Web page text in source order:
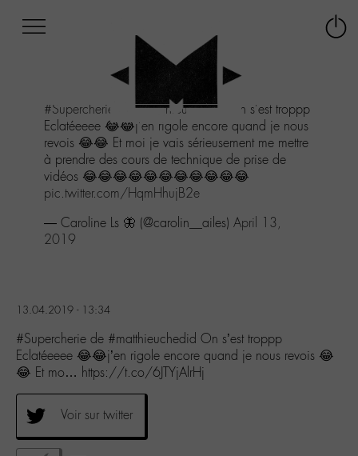
menu
Aller
au
contenu
Aller
recherche
#Supercherie de#matthieuchedid
On s'est troppp
Eclatéeeee 😂😂j'en rigole encore quand je nous
revois 😂😂 Et moi je vais sérieusement me mettre
à prendre des cours de technique de prise de
vidéos 😂😂😂😂😂😂😂😂😂😂😂
pic.twitter.com/HqmHhujB2e
— Caroline Ls 🦋 (@carolin__ailes) April 13,
2019
13.04.2019 - 13:34
#Supercherie de #matthieuchedid On s’est troppp
Eclatéeeee 😂😂j’en rigole encore quand je nous revois 😂
😂 Et mo… https://t.co/6JTYjAlrHj
Voir sur twitter